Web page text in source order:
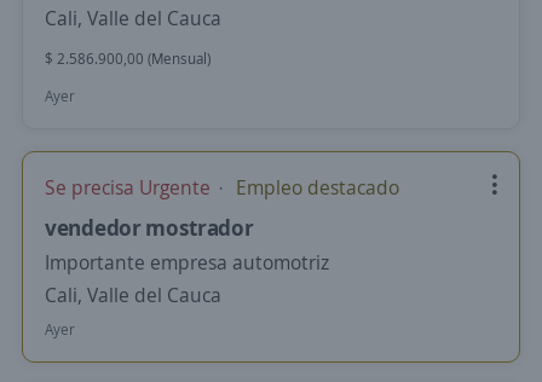
Cali, Valle del Cauca
$ 2.586.900,00 (Mensual)
Ayer
Se precisa Urgente Empleo destacado
vendedor mostrador
Importante empresa automotriz
Cali, Valle del Cauca
Ayer